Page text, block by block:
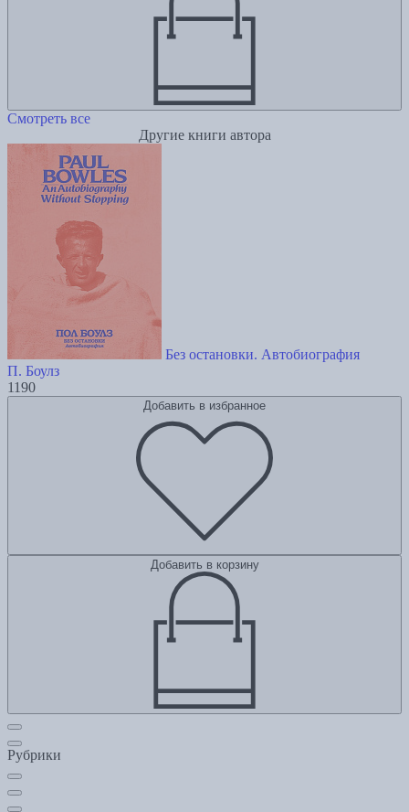
Смотреть все
Другие книги автора
Без остановки. Автобиография
П. Боулз
1190
Добавить в избранное
Добавить в корзину
Рубрики